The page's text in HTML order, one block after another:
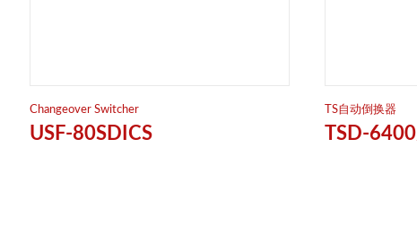
Changeover Switcher
USF-80SDICS
TS自动倒换器
TSD-